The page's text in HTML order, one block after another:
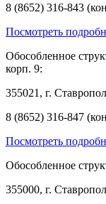
8 (8652) 316-843
Посмотреть
Обособленное
корп. 9:
355021, г.
8 (8652) 316-847
Посмотреть
Обособленное
355000, г.